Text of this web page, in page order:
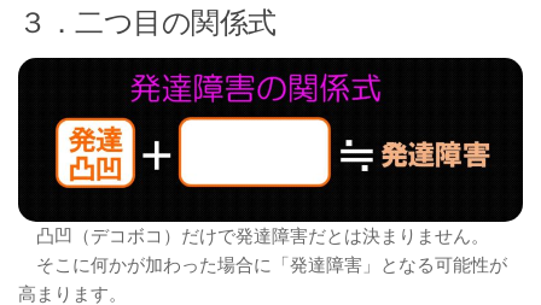
３．二つ目の関係式
凸凹（デコボコ）だけで発達障害だとは決まりません。
そこに何かが加わった場合に「発達障害」となる可能性が
高まります。